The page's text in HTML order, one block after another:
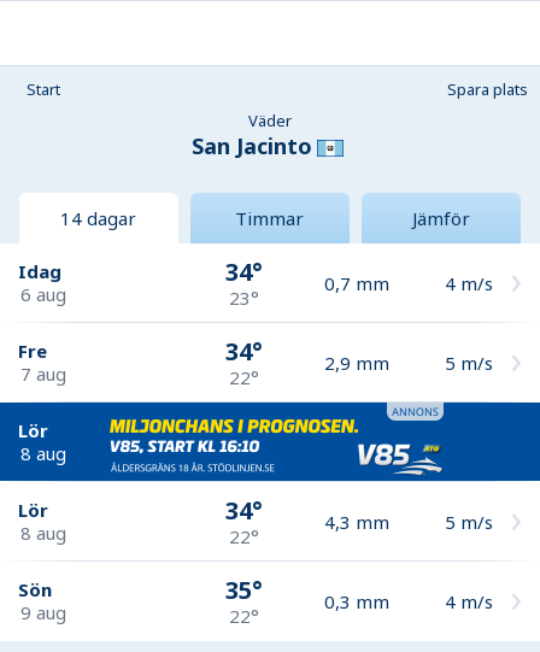
Start
Spara plats
Väder
San Jacinto
14 dagar Timmar Jämför
Idag
6 aug
34°
23°
0,7 mm 4 m/s
Fre
7 aug
34°
22°
2,9 mm 5 m/s
Lör
8 aug
Lör
8 aug
34°
22°
4,3 mm 5 m/s
Sön
9 aug
35°
22°
0,3 mm 4 m/s